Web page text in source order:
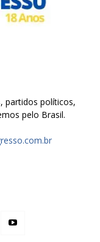
partidos políticos,
pelo Brasil.